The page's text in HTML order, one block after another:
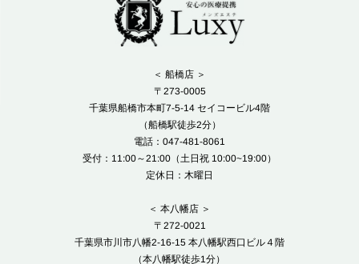
＜ 船橋店 ＞
〒273-0005
千葉県船橋市本町7-5-14 セイコービル4階
（船橋駅徒歩2分）
電話：047-481-8061
受付：11:00～21:00（土日祝 10:00~19:00）
定休日：木曜日
＜ 本八幡店 ＞
〒272-0021
千葉県市川市八幡2-16-15 本八幡駅西口ビル４階
（本八幡駅徒歩1分）